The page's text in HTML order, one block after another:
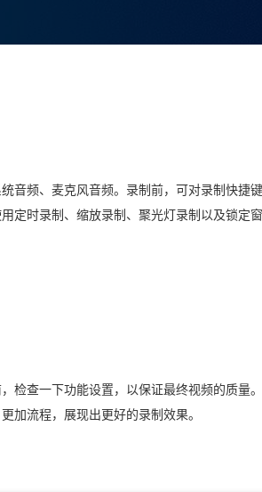
音频、麦克风音频。录制前，可对录制快捷
定时录制、缩放录制、聚光灯录制以及锁定
查一下功能设置，以保证最终视频的质量
加流程，展现出更好的录制效果。